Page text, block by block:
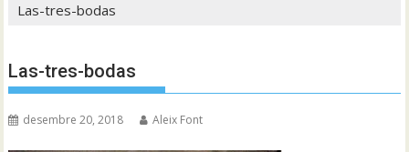
Las-tres-bodas
Las-tres-bodas
desembre 20, 2018 Aleix Font